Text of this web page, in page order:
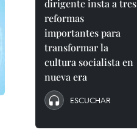
dirigente insta a tres
reformas
importantes para
transformar la
cultura socialista en
nueva era
ESCUCHAR